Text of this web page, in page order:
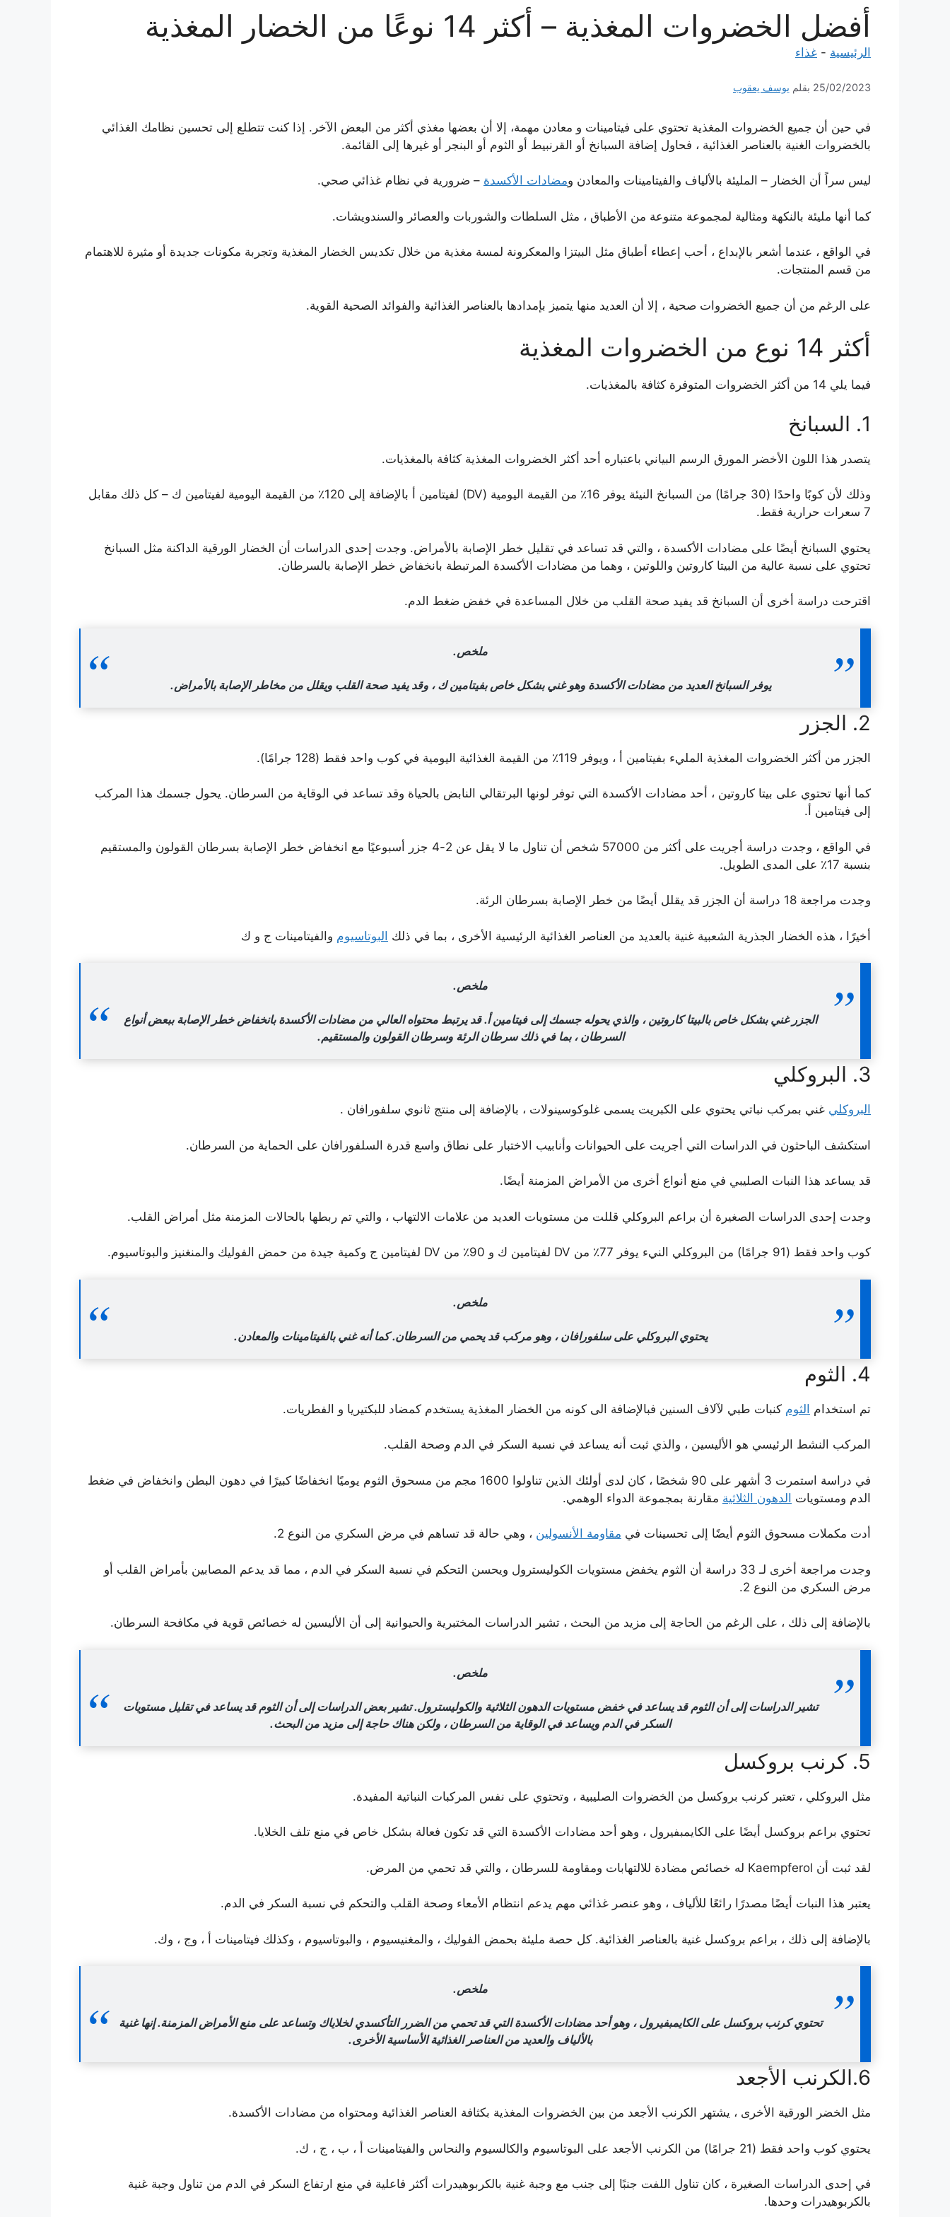
أفضل الخضروات المغذية – أكثر 14 نوعًا من الخضار المغذية
الرئيسية - غذاء
25/02/2023 بقلم يوسف يعقوب
في حين أن جميع الخضروات المغذية تحتوي على فيتامينات و معادن مهمة، إلا أن بعضها مغذي أكثر من البعض الآخر. إذا كنت تتطلع إلى تحسين نظامك الغذائي
بالخضروات الغنية بالعناصر الغذائية ، فحاول إضافة السبانخ أو القرنبيط أو الثوم أو البنجر أو غيرها إلى القائمة.
ليس سراً أن الخضار – المليئة بالألياف والفيتامينات والمعادن ومضادات الأكسدة – ضرورية في نظام غذائي صحي.
كما أنها مليئة بالنكهة ومثالية لمجموعة متنوعة من الأطباق ، مثل السلطات والشوربات والعصائر والسندويشات.
في الواقع ، عندما أشعر بالإبداع ، أحب إعطاء أطباق مثل البيتزا والمعكرونة لمسة مغذية من خلال تكديس الخضار المغذية وتجربة مكونات جديدة أو مثيرة للاهتمام
من قسم المنتجات.
على الرغم من أن جميع الخضروات صحية ، إلا أن العديد منها يتميز بإمدادها بالعناصر الغذائية والفوائد الصحية القوية.
أكثر 14 نوع من الخضروات المغذية
فيما يلي 14 من أكثر الخضروات المتوفرة كثافة بالمغذيات.
1. السبانخ
يتصدر هذا اللون الأخضر المورق الرسم البياني باعتباره أحد أكثر الخضروات المغذية كثافة بالمغذيات.
وذلك لأن كوبًا واحدًا (30 جرامًا) من السبانخ النيئة يوفر 16٪ من القيمة اليومية (DV) لفيتامين أ بالإضافة إلى 120٪ من القيمة اليومية لفيتامين ك – كل ذلك مقابل
7 سعرات حرارية فقط.
يحتوي السبانخ أيضًا على مضادات الأكسدة ، والتي قد تساعد في تقليل خطر الإصابة بالأمراض. وجدت إحدى الدراسات أن الخضار الورقية الداكنة مثل السبانخ
تحتوي على نسبة عالية من البيتا كاروتين واللوتين ، وهما من مضادات الأكسدة المرتبطة بانخفاض خطر الإصابة بالسرطان.
اقترحت دراسة أخرى أن السبانخ قد يفيد صحة القلب من خلال المساعدة في خفض ضغط الدم.
ملخص.
يوفر السبانخ العديد من مضادات الأكسدة وهو غني بشكل خاص بفيتامين ك ، وقد يفيد صحة القلب ويقلل من مخاطر الإصابة بالأمراض.
2. الجزر
الجزر من أكثر الخضروات المغذية المليء بفيتامين أ ، ويوفر 119٪ من القيمة الغذائية اليومية في كوب واحد فقط (128 جرامًا).
كما أنها تحتوي على بيتا كاروتين ، أحد مضادات الأكسدة التي توفر لونها البرتقالي النابض بالحياة وقد تساعد في الوقاية من السرطان. يحول جسمك هذا المركب
إلى فيتامين أ.
في الواقع ، وجدت دراسة أجريت على أكثر من 57000 شخص أن تناول ما لا يقل عن 2-4 جزر أسبوعيًا مع انخفاض خطر الإصابة بسرطان القولون والمستقيم
بنسبة 17٪ على المدى الطويل.
وجدت مراجعة 18 دراسة أن الجزر قد يقلل أيضًا من خطر الإصابة بسرطان الرئة.
أخيرًا ، هذه الخضار الجذرية الشعبية غنية بالعديد من العناصر الغذائية الرئيسية الأخرى ، بما في ذلك البوتاسيوم والفيتامينات ج و ك
ملخص.
الجزر غني بشكل خاص بالبيتا كاروتين ، والذي يحوله جسمك إلى فيتامين أ. قد يرتبط محتواه العالي من مضادات الأكسدة بانخفاض خطر الإصابة ببعض أنواع
السرطان ، بما في ذلك سرطان الرئة وسرطان القولون والمستقيم.
3. البروكلي
البروكلي غني بمركب نباتي يحتوي على الكبريت يسمى غلوكوسينولات ، بالإضافة إلى منتج ثانوي سلفورافان .
استكشف الباحثون في الدراسات التي أجريت على الحيوانات وأنابيب الاختبار على نطاق واسع قدرة السلفورافان على الحماية من السرطان.
قد يساعد هذا النبات الصليبي في منع أنواع أخرى من الأمراض المزمنة أيضًا.
وجدت إحدى الدراسات الصغيرة أن براعم البروكلي قللت من مستويات العديد من علامات الالتهاب ، والتي تم ربطها بالحالات المزمنة مثل أمراض القلب.
كوب واحد فقط (91 جرامًا) من البروكلي النيء يوفر 77٪ من DV لفيتامين ك و 90٪ من DV لفيتامين ج وكمية جيدة من حمض الفوليك والمنغنيز والبوتاسيوم.
ملخص.
يحتوي البروكلي على سلفورافان ، وهو مركب قد يحمي من السرطان. كما أنه غني بالفيتامينات والمعادن.
4. الثوم
تم استخدام الثوم كنبات طبي لآلاف السنين فبالإضافة الى كونه من الخضار المغذية يستخدم كمضاد للبكتيريا و الفطريات.
المركب النشط الرئيسي هو الأليسين ، والذي ثبت أنه يساعد في نسبة السكر في الدم وصحة القلب.
في دراسة استمرت 3 أشهر على 90 شخصًا ، كان لدى أولئك الذين تناولوا 1600 مجم من مسحوق الثوم يوميًا انخفاضًا كبيرًا في دهون البطن وانخفاض في ضغط
الدم ومستويات الدهون الثلاثية مقارنة بمجموعة الدواء الوهمي.
أدت مكملات مسحوق الثوم أيضًا إلى تحسينات في مقاومة الأنسولين ، وهي حالة قد تساهم في مرض السكري من النوع 2.
وجدت مراجعة أخرى لـ 33 دراسة أن الثوم يخفض مستويات الكوليسترول ويحسن التحكم في نسبة السكر في الدم ، مما قد يدعم المصابين بأمراض القلب أو
مرض السكري من النوع 2.
بالإضافة إلى ذلك ، على الرغم من الحاجة إلى مزيد من البحث ، تشير الدراسات المختبرية والحيوانية إلى أن الأليسين له خصائص قوية في مكافحة السرطان.
ملخص.
تشير الدراسات إلى أن الثوم قد يساعد في خفض مستويات الدهون الثلاثية والكوليسترول. تشير بعض الدراسات إلى أن الثوم قد يساعد في تقليل مستويات
السكر في الدم ويساعد في الوقاية من السرطان ، ولكن هناك حاجة إلى مزيد من البحث.
5. كرنب بروكسل
مثل البروكلي ، تعتبر كرنب بروكسل من الخضروات الصليبية ، وتحتوي على نفس المركبات النباتية المفيدة.
تحتوي براعم بروكسل أيضًا على الكايمبفيرول ، وهو أحد مضادات الأكسدة التي قد تكون فعالة بشكل خاص في منع تلف الخلايا.
لقد ثبت أن Kaempferol له خصائص مضادة للالتهابات ومقاومة للسرطان ، والتي قد تحمي من المرض.
يعتبر هذا النبات أيضًا مصدرًا رائعًا للألياف ، وهو عنصر غذائي مهم يدعم انتظام الأمعاء وصحة القلب والتحكم في نسبة السكر في الدم.
بالإضافة إلى ذلك ، براعم بروكسل غنية بالعناصر الغذائية. كل حصة مليئة بحمض الفوليك ، والمغنيسيوم ، والبوتاسيوم ، وكذلك فيتامينات أ ، وج ، وك.
ملخص.
تحتوي كرنب بروكسل على الكايمبفيرول ، وهو أحد مضادات الأكسدة التي قد تحمي من الضرر التأكسدي لخلاياك وتساعد على منع الأمراض المزمنة. إنها غنية
بالألياف والعديد من العناصر الغذائية الأساسية الأخرى.
6.الكرنب الأجعد
مثل الخضر الورقية الأخرى ، يشتهر الكرنب الأجعد من بين الخضروات المغذية بكثافة العناصر الغذائية ومحتواه من مضادات الأكسدة.
يحتوي كوب واحد فقط (21 جرامًا) من الكرنب الأجعد على البوتاسيوم والكالسيوم والنحاس والفيتامينات أ ، ب ، ج ، ك.
في إحدى الدراسات الصغيرة ، كان تناول اللفت جنبًا إلى جنب مع وجبة غنية بالكربوهيدرات أكثر فاعلية في منع ارتفاع السكر في الدم من تناول وجبة غنية
بالكربوهيدرات وحدها.